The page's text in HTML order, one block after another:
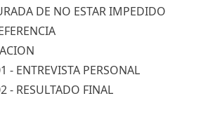
DE NO ESTAR IMPEDIDO
- ENTREVISTA PERSONAL
- RESULTADO FINAL